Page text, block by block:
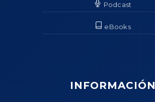
Podcast
eBooks
INFORMACIÓN